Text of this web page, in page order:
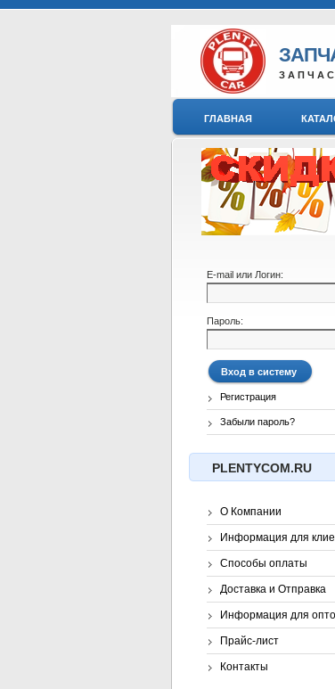
ГЛАВНАЯ
E-mail или Логин:
Пароль:
Регистрация
Забыли пароль?
PLENTYCOM.RU
О Компании
Информация для
Способы оплаты
Доставка и Отправка
Информация для
Прайс-лист
Контакты